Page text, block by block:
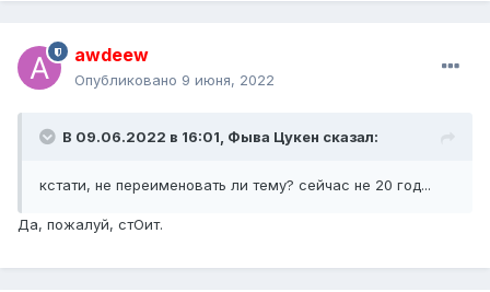
awdeew
Опубликовано 9 июня, 2022
В 09.06.2022 в 16:01, Фыва Цукен сказал:
кстати, не переименовать ли тему? сейчас не 20 год...
Да, пожалуй, стОит.